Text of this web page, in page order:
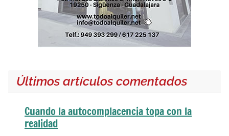
Últimos artículos comentados
Cuando la autocomplacencia topa con la
realidad